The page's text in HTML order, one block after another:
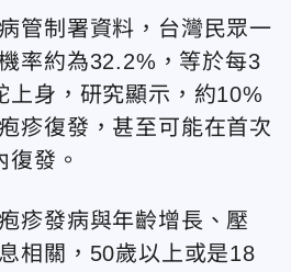
管制署資料，台灣民眾一
率約為32.2%，等於每3
上身，研究顯示，約10%
疹復發，甚至可能在首次
發。
疹發病與年齡增長、壓
相關，50歲以上或是18